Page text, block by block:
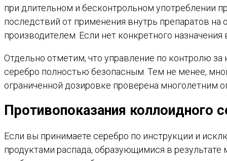
при длительном и бесконтрольном употреблении
последствий от применения внутрь препаратов
производителем. Если нет конкретного
Отдельно отметим, что управление по контролю
серебро полностью безопасным. Тем не менее,
ограниченной дозировке проверена многолетним
Противопоказания коллоидного
Если вы принимаете серебро по инструкции и
продуктами распада, образующимися в